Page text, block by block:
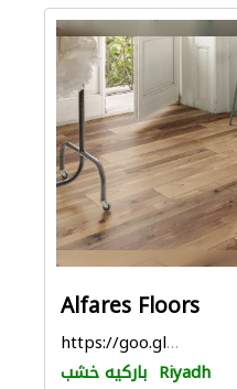
Alfares Floors
https://goo.gl/maps/aFKv5ADd6CCdbXWH8
باركيه خشب Riyadh